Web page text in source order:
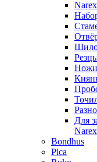
Narex
Ножи
Для
Narex
Bondhus
Pica